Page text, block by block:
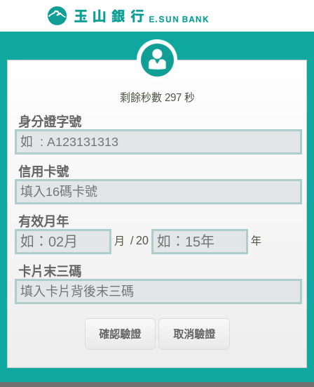
剩餘秒數 297秒
身分證字號
信用卡號
有效月年
月 / 20 年
卡片末三碼